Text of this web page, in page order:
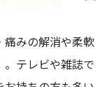
痛みの解消や柔軟
テレビや雑誌で